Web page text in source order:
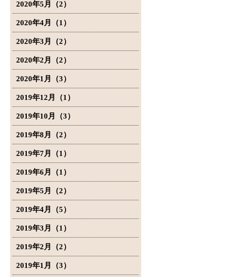
2020年5月（2）
2020年4月（1）
2020年3月（2）
2020年2月（2）
2020年1月（3）
2019年12月（1）
2019年10月（3）
2019年8月（2）
2019年7月（1）
2019年6月（1）
2019年5月（2）
2019年4月（5）
2019年3月（1）
2019年2月（2）
2019年1月（3）